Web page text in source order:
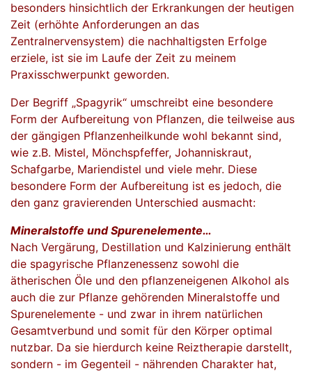
besonders hinsichtlich der Erkrankungen der heutigen
Zeit (erhöhte Anforderungen an das
Zentralnervensystem) die nachhaltigsten Erfolge
erziele, ist sie im Laufe der Zeit zu meinem
Praxisschwerpunkt geworden.
Der Begriff „Spagyrik“ umschreibt eine besondere
Form der Aufbereitung von Pflanzen, die teilweise aus
der gängigen Pflanzenheilkunde wohl bekannt sind,
wie z.B. Mistel, Mönchspfeffer, Johanniskraut,
Schafgarbe, Mariendistel und viele mehr. Diese
besondere Form der Aufbereitung ist es jedoch, die
den ganz gravierenden Unterschied ausmacht:
Mineralstoffe und Spurenelemente…
Nach Vergärung, Destillation und Kalzinierung enthält
die spagyrische Pflanzenessenz sowohl die
ätherischen Öle und den pflanzeneigenen Alkohol als
auch die zur Pflanze gehörenden Mineralstoffe und
Spurenelemente - und zwar in ihrem natürlichen
Gesamtverbund und somit für den Körper optimal
nutzbar. Da sie hierdurch keine Reiztherapie darstellt,
sondern - im Gegenteil - nährenden Charakter hat,